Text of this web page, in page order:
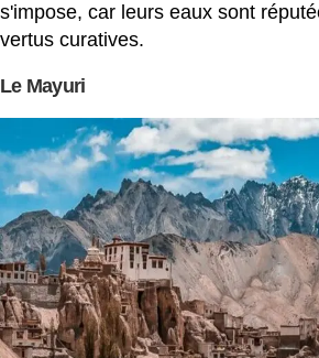
s'impose, car leurs eaux sont
vertus curatives.
Le Mayuri